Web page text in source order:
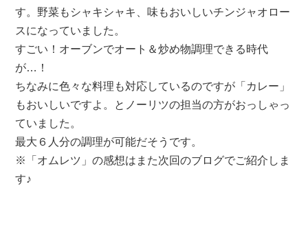
す。野菜もシャキシャキ、味もおいしいチンジャオロー
スになっていました。
すごい！オーブンでオート＆炒め物調理できる時代
が…！
ちなみに色々な料理も対応しているのですが「カレー」
もおいしいですよ。とノーリツの担当の方がおっしゃっ
ていました。
最大６人分の調理が可能だそうです。
※「オムレツ」の感想はまた次回のブログでご紹介しま
す♪